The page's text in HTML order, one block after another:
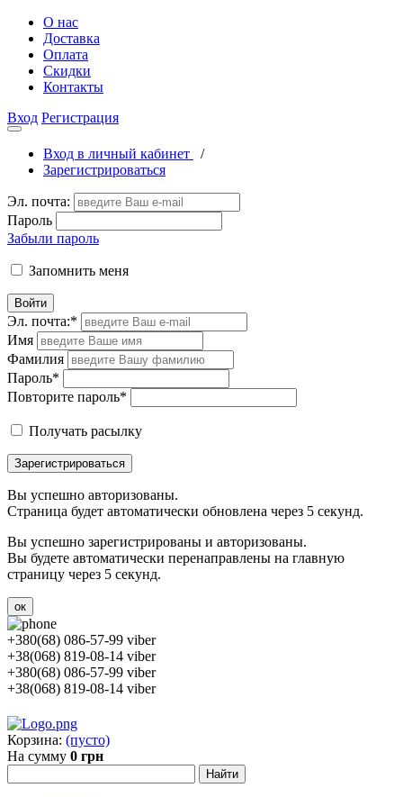
О нас
Доставка
Оплата
Скидки
Контакты
Вход Регистрация
Вход в личный кабинет
/
Зарегистрироваться
Эл. почта:
Пароль
Забыли пароль
Запомнить меня
Войти
Эл. почта:*
Имя
Фамилия
Пароль*
Повторите пароль*
Получать расылку
Зарегистрироваться
Вы успешно авторизованы.
Страница будет автоматически обновлена через 5 секунд.
Вы успешно зарегистрированы и авторизованы.
Вы будете автоматически перенаправлены на главную
страницу через 5 секунд.
ок
+380(68) 086-57-99 viber
+38(068) 819-08-14 viber
+380(68) 086-57-99 viber
+38(068) 819-08-14 viber
Корзина: (пусто)
На сумму 0 грн